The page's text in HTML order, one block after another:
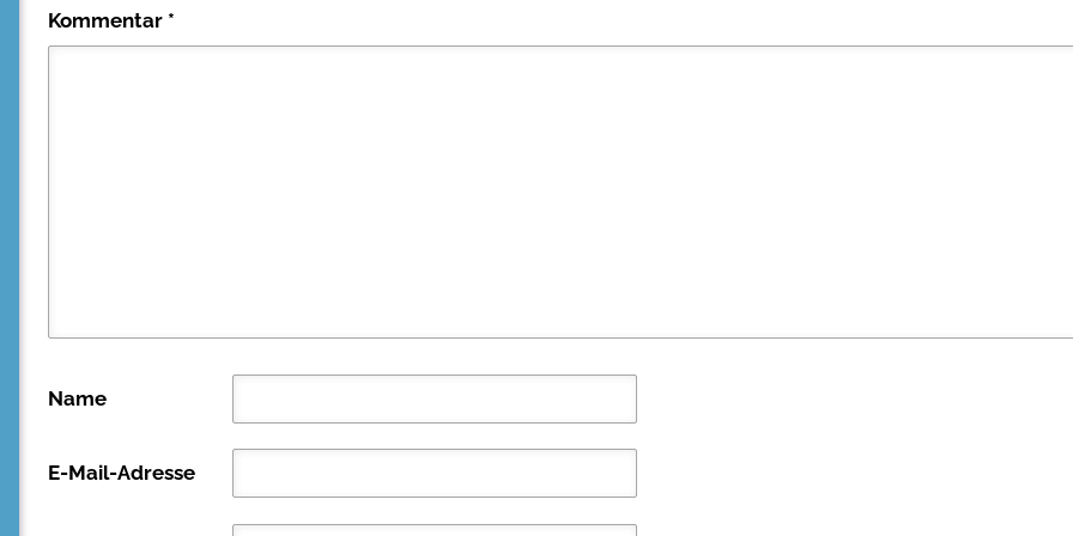
Kommentar *
Name
E-Mail-Adresse